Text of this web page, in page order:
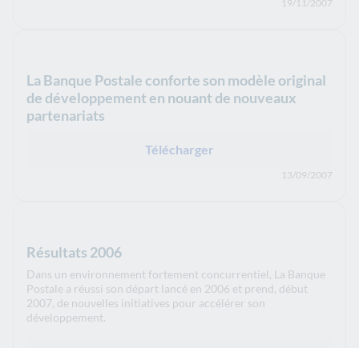
19/11/2007
La Banque Postale conforte son modèle original
de développement en nouant de nouveaux
partenariats
Télécharger
13/09/2007
Résultats 2006
Dans un environnement fortement concurrentiel, La Banque
Postale a réussi son départ lancé en 2006 et prend, début
2007, de nouvelles initiatives pour accélérer son
développement.